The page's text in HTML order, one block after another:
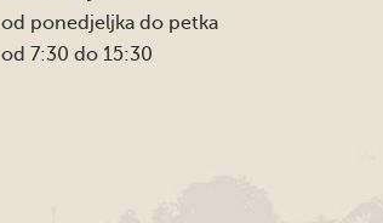
od ponedjeljka do petka
od 7:30 do 15:30